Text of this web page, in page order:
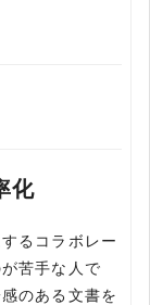
化
るコラボレー
苦手な人で
のある文書を